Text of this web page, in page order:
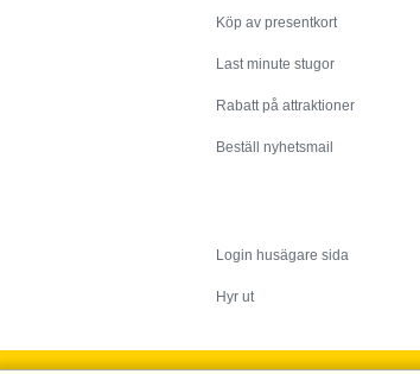
Köp av presentkort
Last minute stugor
Rabatt på attraktioner
Beställ nyhetsmail
Login husägare sida
Hyr ut